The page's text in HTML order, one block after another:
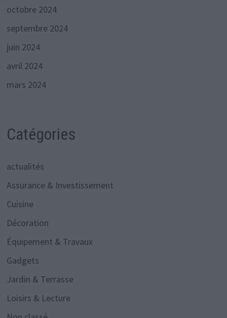
octobre 2024
septembre 2024
juin 2024
avril 2024
mars 2024
Catégories
actualités
Assurance & Investissement
Cuisine
Décoration
Équipement & Travaux
Gadgets
Jardin & Terrasse
Loisirs & Lecture